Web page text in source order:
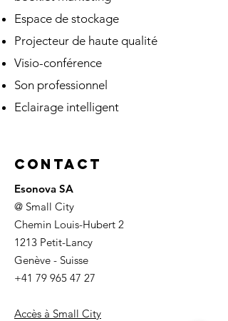
Espace de stockage
Projecteur de haute qualité
Visio-conférence
Son professionnel
Eclairage intelligent
Contact
Esonova SA
@ Small City
Chemin Louis-Hubert 2
1213 Petit-Lancy
Genève - Suisse
+41 79 965 47 27
Accès à Small City